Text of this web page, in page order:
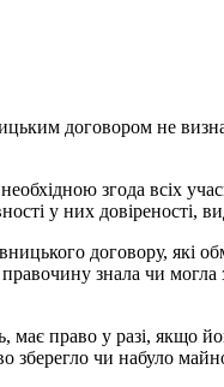
договором не
згода всіх
у них довіреності,
договору, які
знала чи могла
право у разі, якщо
чи набуло